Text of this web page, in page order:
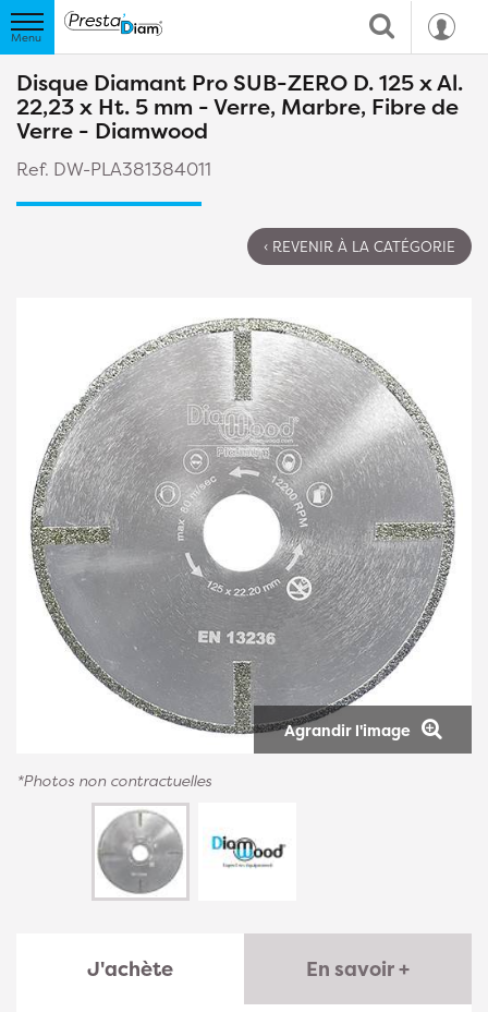
Disque Diamant Pro SUB-ZERO D. 125 x Al.
22,23 x Ht. 5 mm - Verre, Marbre, Fibre de
Verre - Diamwood
Ref. DW-PLA381384011
‹ REVENIR À LA CATÉGORIE
Agrandir l'image
*Photos non contractuelles
J'achète En savoir +